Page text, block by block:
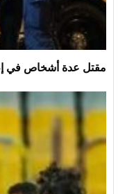
مقتل عدة أشخاص في